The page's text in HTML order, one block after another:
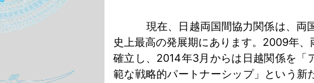
現在、日越両国間協力関係は、両
史上最高の発展期にあります。 2009年、
確立し、 2014年3月からは日越関係を「
範な戦略的パートナーシップ」という